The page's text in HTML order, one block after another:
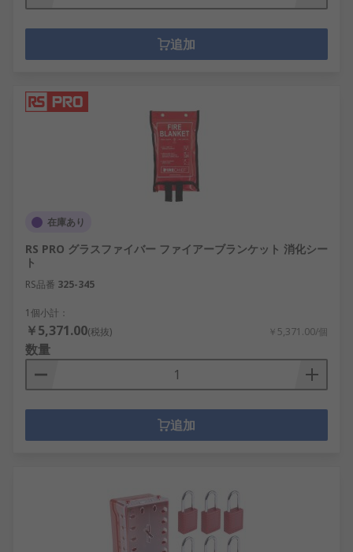
追加
在庫あり
RS PRO グラスファイバー ファイアーブランケット 消化シー
ト
RS品番 325-345
1個小計：
￥5,371.00(税抜) ￥5,371.00/個
数量
追加